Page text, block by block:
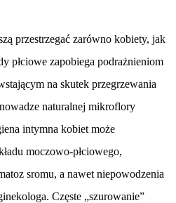
przestrzegać zarówno kobiety, jak
płciowe zapobiega podrażnieniom
na skutek przegrzewania
naturalnej mikroflory
intymna kobiet może
moczowo-płciowego,
sromu, a nawet niepowodzenia
Częste „szurowanie”